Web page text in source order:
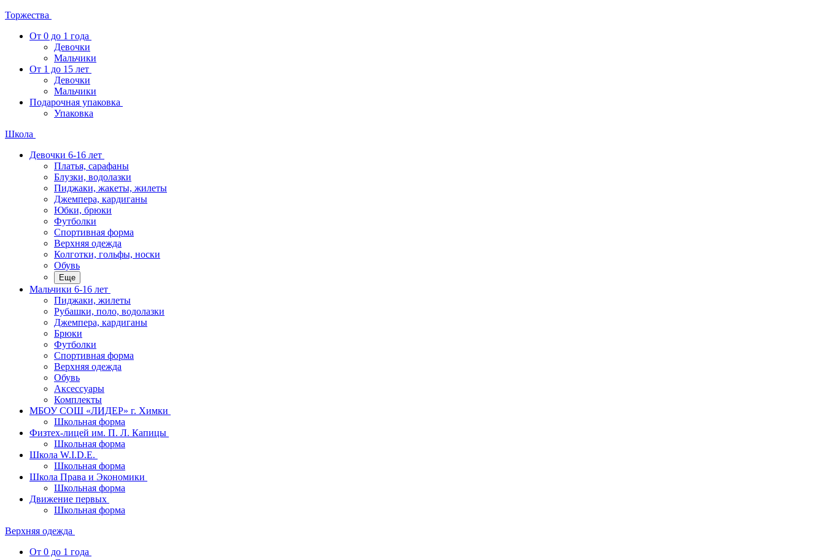
Торжества
От 0 до 1 года
Девочки
Мальчики
От 1 до 15 лет
Девочки
Мальчики
Подарочная упаковка
Упаковка
Школа
Девочки 6-16 лет
Платья, сарафаны
Блузки, водолазки
Пиджаки, жакеты, жилеты
Джемпера, кардиганы
Юбки, брюки
Футболки
Спортивная форма
Верхняя одежда
Колготки, гольфы, носки
Обувь
Еще
Мальчики 6-16 лет
Пиджаки, жилеты
Рубашки, поло, водолазки
Джемпера, кардиганы
Брюки
Футболки
Спортивная форма
Верхняя одежда
Обувь
Аксессуары
Комплекты
МБОУ СОШ «ЛИДЕР» г. Химки
Школьная форма
Физтех-лицей им. П. Л. Капицы
Школьная форма
Школа W.I.D.E.
Школьная форма
Школа Права и Экономики
Школьная форма
Движение первых
Школьная форма
Верхняя одежда
От 0 до 1 года